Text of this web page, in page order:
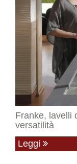
Franke, lavelli
versatilità
Leggi